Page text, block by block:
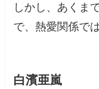
しかし、あくま
で、熱愛関係で
白濱亜嵐